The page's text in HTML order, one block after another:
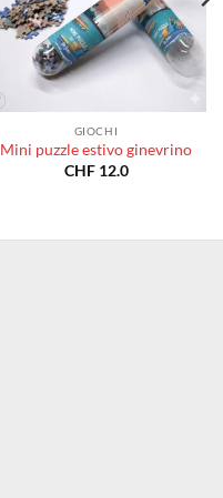
GIOCHI
Mini puzzle estivo ginevrino
CHF12.0